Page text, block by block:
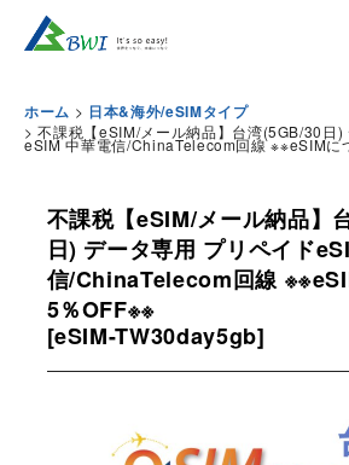
ホーム > 日本&海外/eSIMタイプ
> 不課税【eSIM/メール納品】台湾(5GB/30日)
eSIM 中華電信/ChinaTelecom回線 ※※eSIMに
不課税【eSIM/メール納品】
日) データ専用 プリペイド
信/ChinaTelecom回線
5％OFF※※
[eSIM-TW30day5gb]